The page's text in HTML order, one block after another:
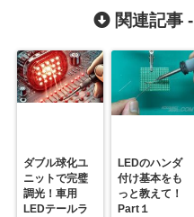
関連記事 -
ダブル球化ユ
ニットで完璧
調光！車用
LEDテールラ
LEDのハンダ
付け基本をも
っと教えて！
Part１